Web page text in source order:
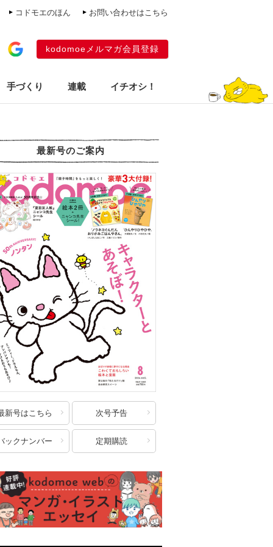
コドモエのほん お問い合わせはこちら
kodomoeメルマガ会員登録
手づくり 連載 イチオシ！
最新号のご案内
新号はこちら 次号予告
ックナンバー 定期購読